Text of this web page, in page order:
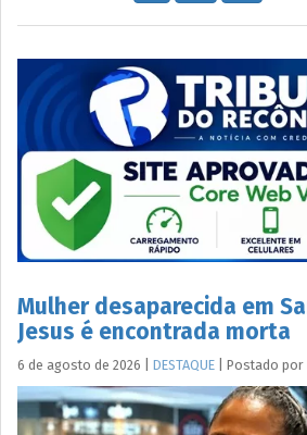
Mulher desaparecida em
Jesus é encontrada morta
6 de agosto de 2026 DESTAQUE Postado por